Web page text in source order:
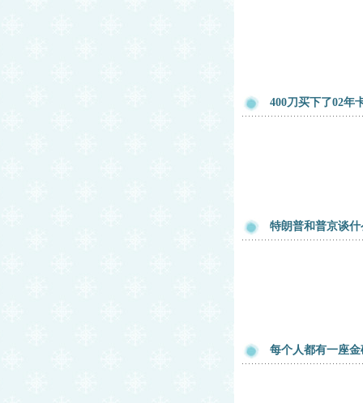
400刀买下了02年
特朗普和普京谈什
每个人都有一座金